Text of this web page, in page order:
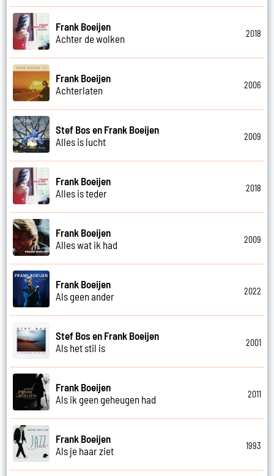
Frank Boeijen
Achter de wolken
2018
Frank Boeijen
Achterlaten
2006
Stef Bos en Frank Boeijen
Alles is lucht
2009
Frank Boeijen
Alles is teder
2018
Frank Boeijen
Alles wat ik had
2009
Frank Boeijen
Als geen ander
2022
Stef Bos en Frank Boeijen
Als het stil is
2001
Frank Boeijen
Als ik geen geheugen had
2011
Frank Boeijen
Als je haar ziet
1993